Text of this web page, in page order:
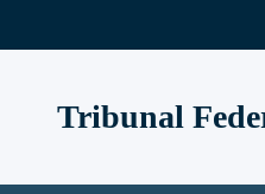
Tribunal